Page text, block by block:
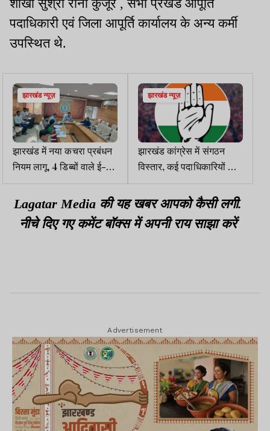
शाखा सुश्री रीना कुजूर , सभी प्रखंड आपूर्ति
पदाधिकारी एवं जिला आपूर्ति कार्यालय के अन्य कर्मी
उपस्थित थे.
झारखंड न्यूज़
झारखंड में नया कचरा प्रबंधन
नियम लागू, 4 डिब्बों वाले ई-
रिक्शा से होगा कलेक्शन
झारखंड न्यूज़
झारखंड कांग्रेस में संगठन
विस्तार, कई पदाधिकारियों को
सौंपी गई नई जिम्मेदारी
Lagatar Media की यह खबर आपको कैसी लगी.
नीचे दिए गए कमेंट बॉक्स में अपनी राय साझा करें
Advertisement